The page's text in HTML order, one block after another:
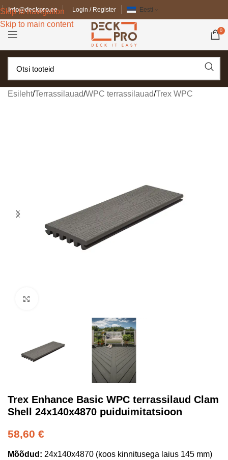
Skip to navigation
Skip to main content
info@deckpro.ee Login / Register Eesti
0
Esileht/Terrassilauad/WPC terrassilauad/Trex WPC
Trex Enhance Basic WPC terrassilaud Clam
Shell 24x140x4870 puiduimitatsioon
58,60 €
Mõõdud: 24x140x4870 (koos kinnitusega laius 145 mm)